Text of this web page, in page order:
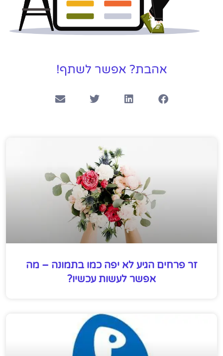
אהבת? אפשר לשתף!
זר פרחים הגיע לא יפה כמו בתמונה – מה
אפשר לעשות עכשיו?